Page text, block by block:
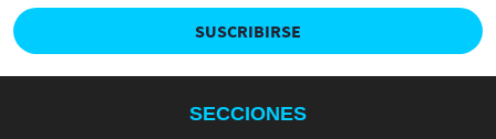
SUSCRIBIRSE
SECCIONES